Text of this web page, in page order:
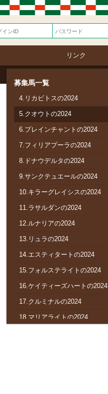
リンク
募集馬一覧
1.ピンクアリエスの2024
2.シーズアタイガーの2024
3.シングルゲイズの2024
4.リカビトスの2024
5.クオウトの2024
6.プレインチャントの2024
7.フィリアプーラの2024
8.ドナウデルタの2024
9.サンクテュエールの2024
10.キラーグレイシスの2024
11.ラサルダンの2024
12.ルナリアの2024
13.リュラの2024
14.エスティタートの2024
15.フォルステライトの2024
16.ケイティーズハートの2024
17.クルミナルの2024
18.マリアライトの2024